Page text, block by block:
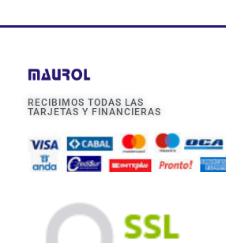
RECIBIMOS TODAS LAS
TARJETAS Y FINANCIERAS